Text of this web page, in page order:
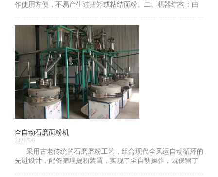
作使用方便，不易产生过扭矩或粘结面粉。二、机器结构：由
全自动石磨面粉机
2021/5/6
采用古老传统的石磨磨粉工艺，组合现代全风运自动循环的
先进设计，配备筛理提粉装置，实现了全自动操作，既保留了